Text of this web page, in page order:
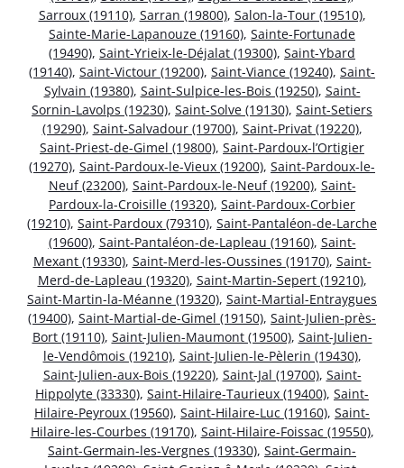
Sarroux (19110), Sarran (19800), Salon-la-Tour (19510),
Sainte-Marie-Lapanouze (19160), Sainte-Fortunade
(19490), Saint-Yrieix-le-Déjalat (19300), Saint-Ybard
(19140), Saint-Victour (19200), Saint-Viance (19240), Saint-
Sylvain (19380), Saint-Sulpice-les-Bois (19250), Saint-
Sornin-Lavolps (19230), Saint-Solve (19130), Saint-Setiers
(19290), Saint-Salvadour (19700), Saint-Privat (19220),
Saint-Priest-de-Gimel (19800), Saint-Pardoux-l’Ortigier
(19270), Saint-Pardoux-le-Vieux (19200), Saint-Pardoux-le-
Neuf (23200), Saint-Pardoux-le-Neuf (19200), Saint-
Pardoux-la-Croisille (19320), Saint-Pardoux-Corbier
(19210), Saint-Pardoux (79310), Saint-Pantaléon-de-Larche
(19600), Saint-Pantaléon-de-Lapleau (19160), Saint-
Mexant (19330), Saint-Merd-les-Oussines (19170), Saint-
Merd-de-Lapleau (19320), Saint-Martin-Sepert (19210),
Saint-Martin-la-Méanne (19320), Saint-Martial-Entraygues
(19400), Saint-Martial-de-Gimel (19150), Saint-Julien-près-
Bort (19110), Saint-Julien-Maumont (19500), Saint-Julien-
le-Vendômois (19210), Saint-Julien-le-Pèlerin (19430),
Saint-Julien-aux-Bois (19220), Saint-Jal (19700), Saint-
Hippolyte (33330), Saint-Hilaire-Taurieux (19400), Saint-
Hilaire-Peyroux (19560), Saint-Hilaire-Luc (19160), Saint-
Hilaire-les-Courbes (19170), Saint-Hilaire-Foissac (19550),
Saint-Germain-les-Vergnes (19330), Saint-Germain-